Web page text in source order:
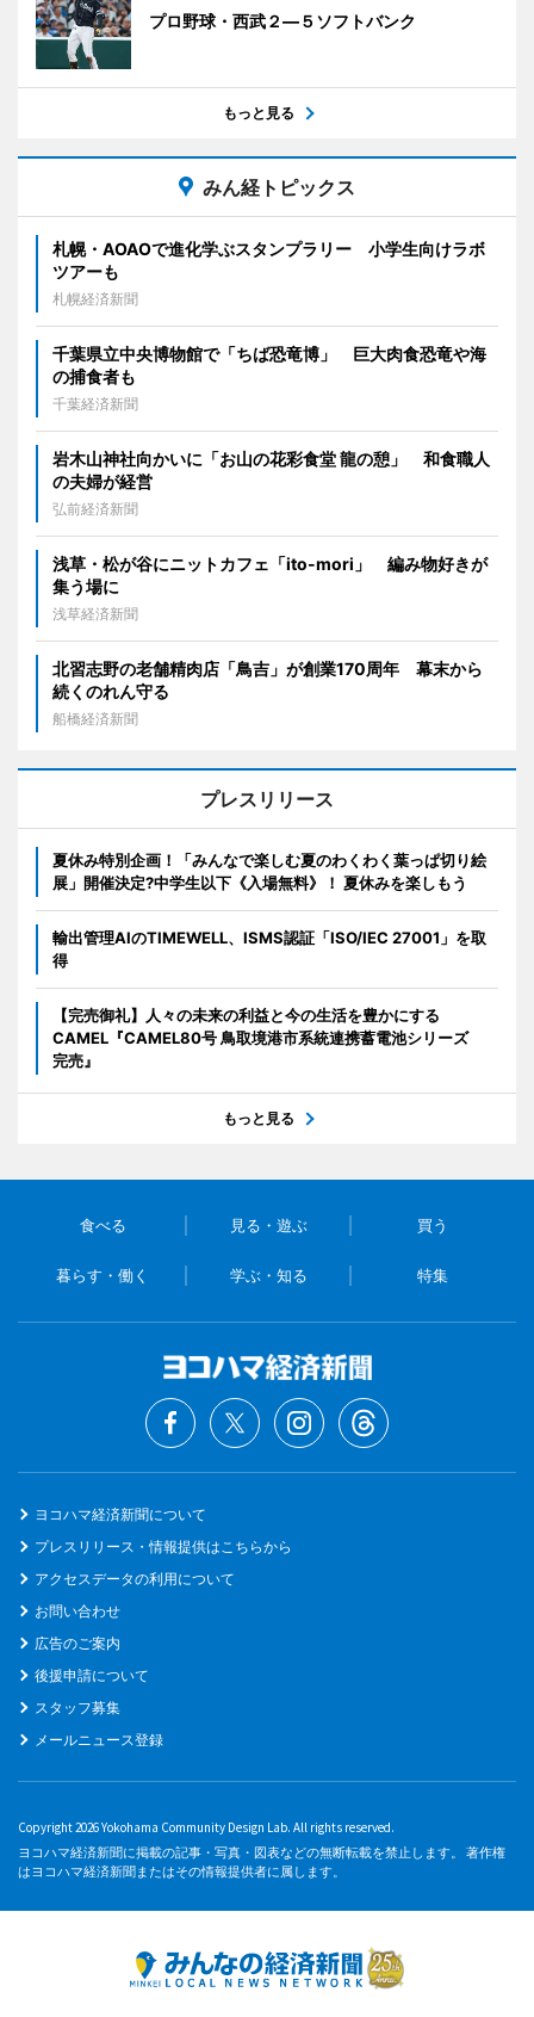
プロ野球・西武２―５ソフトバンク
もっと見る
みん経トピックス
札幌・AOAOで進化学ぶスタンプラリー 小学生向けラボ
ツアーも
札幌経済新聞
千葉県立中央博物館で「ちば恐竜博」 巨大肉食恐竜や海
の捕食者も
千葉経済新聞
岩木山神社向かいに「お山の花彩食堂 龍の憩」 和食職人
の夫婦が経営
弘前経済新聞
浅草・松が谷にニットカフェ「ito-mori」 編み物好きが
集う場に
浅草経済新聞
北習志野の老舗精肉店「鳥吉」が創業170周年 幕末から
続くのれん守る
船橋経済新聞
プレスリリース
夏休み特別企画！「みんなで楽しむ夏のわくわく葉っぱ切り絵
展」開催決定?中学生以下《入場無料》！ 夏休みを楽しもう
輸出管理AIのTIMEWELL、ISMS認証「ISO/IEC 27001」を取
得
【完売御礼】人々の未来の利益と今の生活を豊かにする
CAMEL『CAMEL80号 鳥取境港市系統連携蓄電池シリーズ
完売』
もっと見る
食べる 見る・遊ぶ 買う
暮らす・働く 学ぶ・知る 特集
ヨコハマ経済新聞について
プレスリリース・情報提供はこちらから
アクセスデータの利用について
お問い合わせ
広告のご案内
後援申請について
スタッフ募集
メールニュース登録
Copyright 2026 Yokohama Community Design Lab. All rights reserved.
ヨコハマ経済新聞に掲載の記事・写真・図表などの無断転載を禁止します。 著作権
はヨコハマ経済新聞またはその情報提供者に属します。